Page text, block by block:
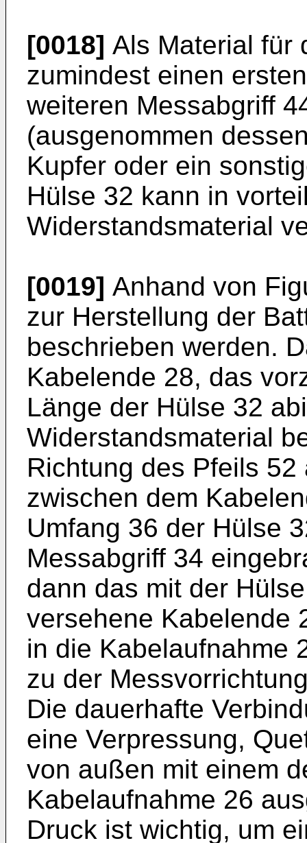
[0018] Als Material für
zumindest einen
weiteren Messabgriff
(ausgenommen
Kupfer oder ein
Hülse 32 kann in
Widerstandsmaterial
[0019] Anhand von
zur Herstellung der
beschrieben werden.
Kabelende 28, das
Länge der Hülse 32
Widerstandsmaterial
Richtung des Pfeils
zwischen dem
Umfang 36 der Hülse
Messabgriff 34
dann das mit der
versehene Kabelende
in die Kabelaufnahme
zu der
Die dauerhafte
eine Verpressung,
von außen mit einem
Kabelaufnahme 26
Druck ist wichtig, um